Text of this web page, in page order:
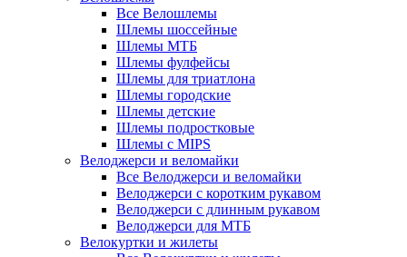
Все Велошлемы
Шлемы шоссейные
Шлемы МТБ
Шлемы фулфейсы
Шлемы для триатлона
Шлемы городские
Шлемы детские
Шлемы подростковые
Шлемы с MIPS
Велоджерси и веломайки
Все Велоджерси и веломайки
Велоджерси с коротким рукавом
Велоджерси с длинным рукавом
Велоджерси для МТБ
Велокуртки и жилеты